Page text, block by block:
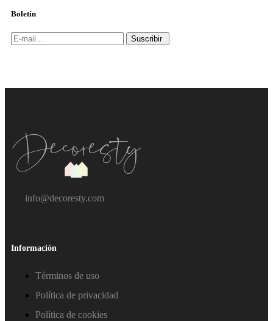
Boletín
Suscribir
info@decoresty.com
Información
Términos de uso
Política de privacidad
Política de cookies